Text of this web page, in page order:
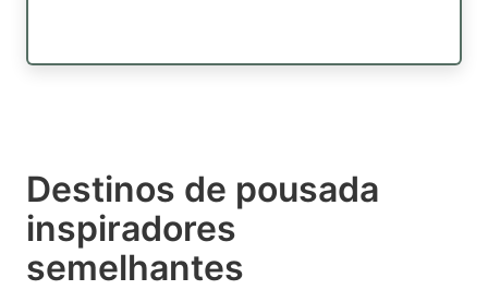
Destinos de pousada
inspiradores
semelhantes